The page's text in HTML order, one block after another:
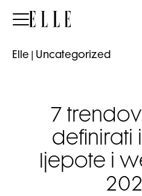
Elle
Elle Uncategorized
7
definirati
ljepote i